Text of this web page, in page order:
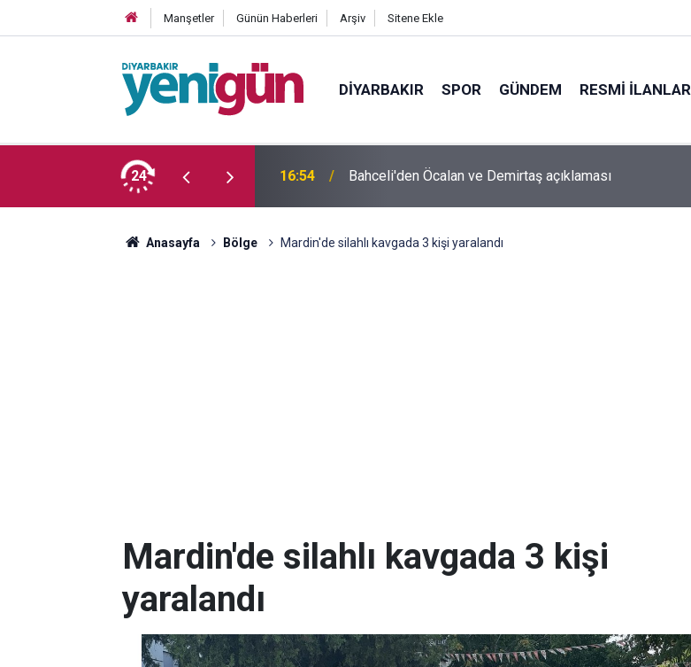
Manşetler Günün Haberleri Arşiv Sitene Ekle
DIYARBAKIR SPOR GÜNDEM RESMI İLANLAR
24
genç yaşamını yitirdi 16:54 Bahceli'den Öcalan ve Demirtaş açıklaması
Anasayfa Bölge Mardin'de silahlı kavgada 3 kişi yaralandı
Mardin'de silahlı kavgada 3 kişi
yaralandı